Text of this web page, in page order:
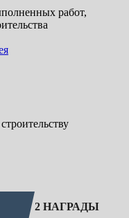
работ,
2 НАГРАДЫ